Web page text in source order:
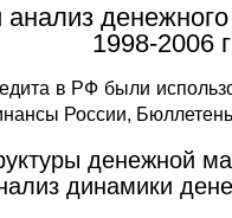
анализ
1998-2006
в РФ были
России,
денежной
динамики